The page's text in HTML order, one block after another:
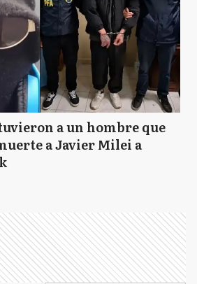
a un hombre que
a Javier Milei a